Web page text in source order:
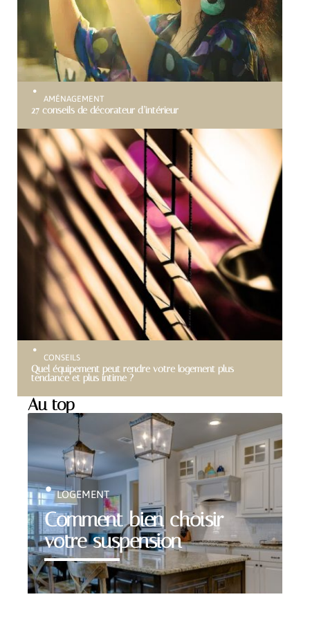
AMÉNAGEMENT
27 conseils de décorateur d’intérieur
CONSEILS
Quel équipement peut rendre votre logement plus
tendance et plus intime ?
Au top
Comment bien choisir
votre suspension
LOGEMENT